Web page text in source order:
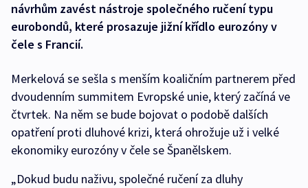
návrhům zavést nástroje společného ručení typu
eurobondů, které prosazuje jižní křídlo eurozóny v
čele s Francií.
Merkelová se sešla s menším koaličním partnerem před
dvoudenním summitem Evropské unie, který začíná ve
čtvrtek. Na něm se bude bojovat o podobě dalších
opatření proti dluhové krizi, která ohrožuje už i velké
ekonomiky eurozóny v čele se Španělskem.
„Dokud budu naživu, společné ručení za dluhy